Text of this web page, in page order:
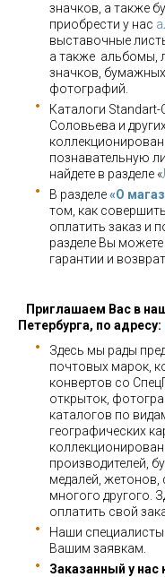
значков, а также
приобрести у нас
выставочные
а также альбомы,
значков, бумажных
фотографий.
Каталоги Standart-
Соловьева и
познавательную
найдете в разделе «
В разделе«О
том, как
оплатить заказ и
разделе Вы
гарантии и
Приглашаем Вас в
Петербурга, по адресу:
Здесь мы рады
почтовых марок,
конвертов со
открыток,
каталогов по
географических
производителей,
медалей,
многого другого.
оплатить свой
Наши
Вашим заявкам.
Заказанный у